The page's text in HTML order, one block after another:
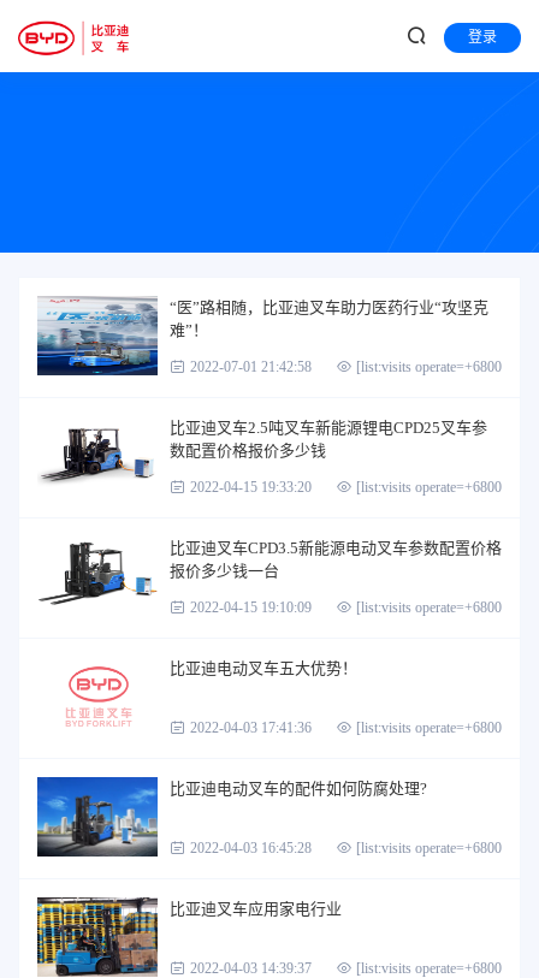
登录
“医”路相随，比亚迪叉车助力医药行业“攻坚克
难”！
2022-07-01 21:42:58 [list:visits operate=+6800]
比亚迪叉车2.5吨叉车新能源锂电CPD25叉车参
数配置价格报价多少钱
2022-04-15 19:33:20 [list:visits operate=+6800]
比亚迪叉车CPD3.5新能源电动叉车参数配置价格
报价多少钱一台
2022-04-15 19:10:09 [list:visits operate=+6800]
比亚迪电动叉车五大优势！
2022-04-03 17:41:36 [list:visits operate=+6800]
比亚迪电动叉车的配件如何防腐处理?
2022-04-03 16:45:28 [list:visits operate=+6800]
比亚迪叉车应用家电行业
2022-04-03 14:39:37 [list:visits operate=+6800]